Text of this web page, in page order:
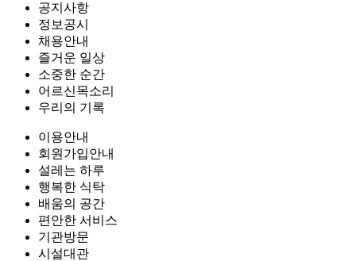
공지사항
정보공시
채용안내
즐거운 일상
소중한 순간
어르신목소리
우리의 기록
이용안내
회원가입안내
설레는 하루
행복한 식탁
배움의 공간
편안한 서비스
기관방문
시설대관